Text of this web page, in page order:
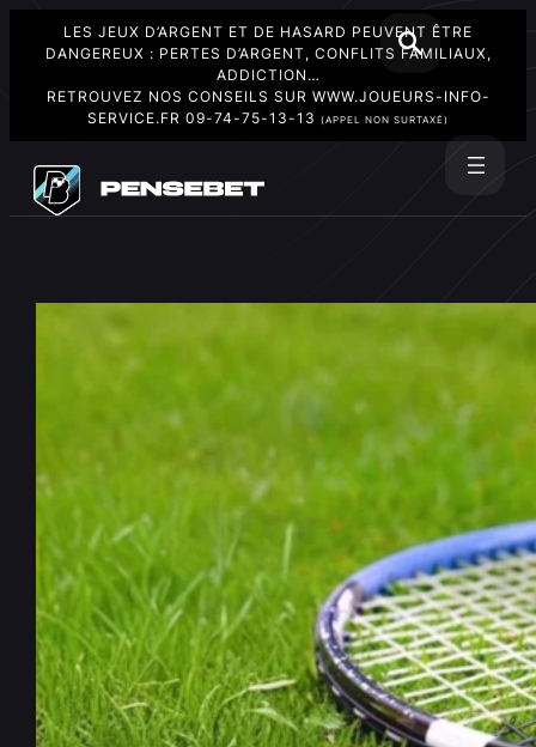
LES JEUX D’ARGENT ET DE HASARD PEUVENT ÊTRE
DANGEREUX : PERTES D’ARGENT, CONFLITS FAMILIAUX,
ADDICTION…
RETROUVEZ NOS CONSEILS SUR WWW.JOUEURS-INFO-
SERVICE.FR 09-74-75-13-13 (APPEL NON SURTAXÉ)
contenu
ATP 500 Rotterdam : Auger-
Aliassime et Bublik se donnent
rendez-vous pour un choc
électrique en demi-finales